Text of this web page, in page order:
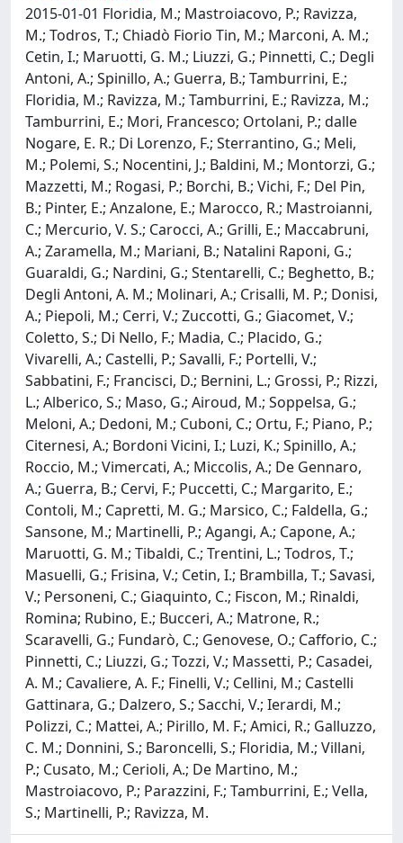
2015-01-01 Floridia, M.; Mastroiacovo, P.; Ravizza,
M.; Todros, T.; Chiadò Fiorio Tin, M.; Marconi, A. M.;
Cetin, I.; Maruotti, G. M.; Liuzzi, G.; Pinnetti, C.; Degli
Antoni, A.; Spinillo, A.; Guerra, B.; Tamburrini, E.;
Floridia, M.; Ravizza, M.; Tamburrini, E.; Ravizza, M.;
Tamburrini, E.; Mori, Francesco; Ortolani, P.; dalle
Nogare, E. R.; Di Lorenzo, F.; Sterrantino, G.; Meli,
M.; Polemi, S.; Nocentini, J.; Baldini, M.; Montorzi, G.;
Mazzetti, M.; Rogasi, P.; Borchi, B.; Vichi, F.; Del Pin,
B.; Pinter, E.; Anzalone, E.; Marocco, R.; Mastroianni,
C.; Mercurio, V. S.; Carocci, A.; Grilli, E.; Maccabruni,
A.; Zaramella, M.; Mariani, B.; Natalini Raponi, G.;
Guaraldi, G.; Nardini, G.; Stentarelli, C.; Beghetto, B.;
Degli Antoni, A. M.; Molinari, A.; Crisalli, M. P.; Donisi,
A.; Piepoli, M.; Cerri, V.; Zuccotti, G.; Giacomet, V.;
Coletto, S.; Di Nello, F.; Madia, C.; Placido, G.;
Vivarelli, A.; Castelli, P.; Savalli, F.; Portelli, V.;
Sabbatini, F.; Francisci, D.; Bernini, L.; Grossi, P.; Rizzi,
L.; Alberico, S.; Maso, G.; Airoud, M.; Soppelsa, G.;
Meloni, A.; Dedoni, M.; Cuboni, C.; Ortu, F.; Piano, P.;
Citernesi, A.; Bordoni Vicini, I.; Luzi, K.; Spinillo, A.;
Roccio, M.; Vimercati, A.; Miccolis, A.; De Gennaro,
A.; Guerra, B.; Cervi, F.; Puccetti, C.; Margarito, E.;
Contoli, M.; Capretti, M. G.; Marsico, C.; Faldella, G.;
Sansone, M.; Martinelli, P.; Agangi, A.; Capone, A.;
Maruotti, G. M.; Tibaldi, C.; Trentini, L.; Todros, T.;
Masuelli, G.; Frisina, V.; Cetin, I.; Brambilla, T.; Savasi,
V.; Personeni, C.; Giaquinto, C.; Fiscon, M.; Rinaldi,
Romina; Rubino, E.; Bucceri, A.; Matrone, R.;
Scaravelli, G.; Fundarò, C.; Genovese, O.; Cafforio, C.;
Pinnetti, C.; Liuzzi, G.; Tozzi, V.; Massetti, P.; Casadei,
A. M.; Cavaliere, A. F.; Finelli, V.; Cellini, M.; Castelli
Gattinara, G.; Dalzero, S.; Sacchi, V.; Ierardi, M.;
Polizzi, C.; Mattei, A.; Pirillo, M. F.; Amici, R.; Galluzzo,
C. M.; Donnini, S.; Baroncelli, S.; Floridia, M.; Villani,
P.; Cusato, M.; Cerioli, A.; De Martino, M.;
Mastroiacovo, P.; Parazzini, F.; Tamburrini, E.; Vella,
S.; Martinelli, P.; Ravizza, M.